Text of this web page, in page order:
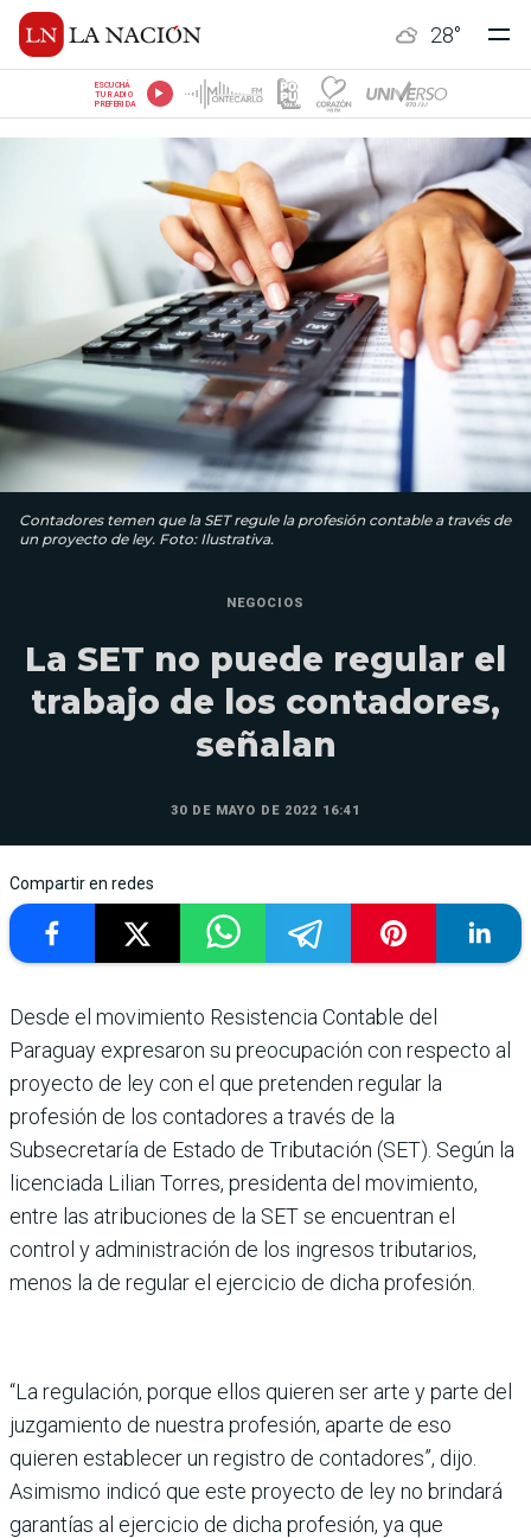
28°
ESCUCHÁ
TU RADIO
PREFERIDA
Contadores temen que la SET regule la profesión contable a través de
un proyecto de ley. Foto: Ilustrativa.
NEGOCIOS
La SET no puede regular el
trabajo de los contadores,
señalan
30 DE MAYO DE 2022 16:41
Compartir en redes
Desde el movimiento Resistencia Contable del
Paraguay expresaron su preocupación con respecto al
proyecto de ley con el que pretenden regular la
profesión de los contadores a través de la
Subsecretaría de Estado de Tributación (SET). Según la
licenciada Lilian Torres, presidenta del movimiento,
entre las atribuciones de la SET se encuentran el
control y administración de los ingresos tributarios,
menos la de regular el ejercicio de dicha profesión.
“La regulación, porque ellos quieren ser arte y parte del
juzgamiento de nuestra profesión, aparte de eso
quieren establecer un registro de contadores”, dijo.
Asimismo indicó que este proyecto de ley no brindará
garantías al ejercicio de dicha profesión, ya que